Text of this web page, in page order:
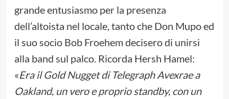
grande entusiasmo per la presenza
dell’altoista nel locale, tanto che Don Mupo ed
il suo socio Bob Froehem decisero di unirsi
alla band sul palco. Ricorda Hersh Hamel:
«Era il Gold Nugget di Telegraph Avexrae a
Oakland, un vero e proprio standby, con un